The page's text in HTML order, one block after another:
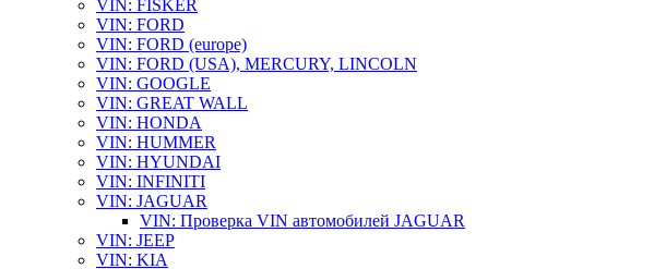
VIN: FISKER
VIN: FORD
VIN: FORD (europe)
VIN: FORD (USA), MERCURY, LINCOLN
VIN: GOOGLE
VIN: GREAT WALL
VIN: HONDA
VIN: HUMMER
VIN: HYUNDAI
VIN: INFINITI
VIN: JAGUAR
VIN: Проверка VIN автомобилей JAGUAR
VIN: JEEP
VIN: KIA